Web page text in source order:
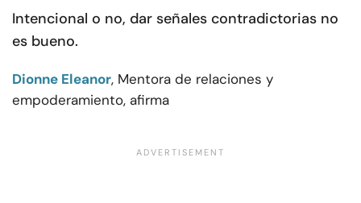
Intencional o no, dar señales contradictorias no
es bueno.
Dionne Eleanor, Mentora de relaciones y
empoderamiento, afirma